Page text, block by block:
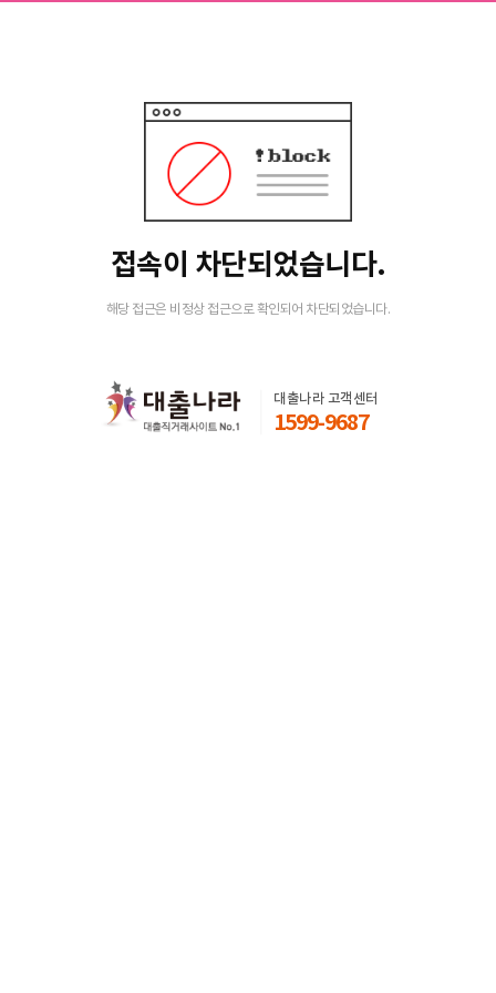
접속이 차단되었습니다.
해당 접근은 비정상 접근으로 확인되어 차단되었습니다.
대출나라 고객센터
1599-9687